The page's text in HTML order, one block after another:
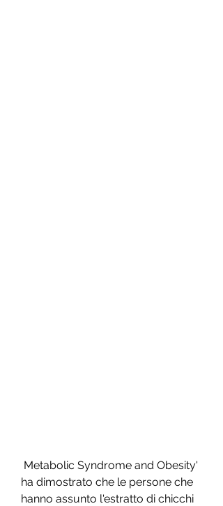
ha dimostrato che le persone che
hanno assunto l'estratto di chicchi